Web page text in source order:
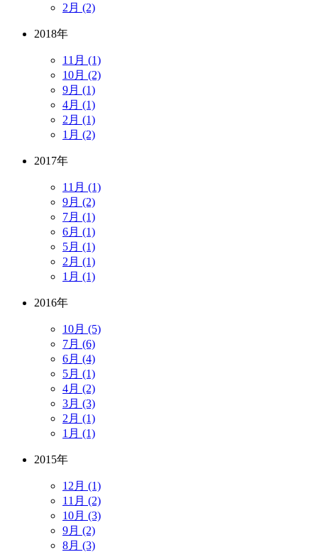
2月 (2)
2018年
11月 (1)
10月 (2)
9月 (1)
4月 (1)
2月 (1)
1月 (2)
2017年
11月 (1)
9月 (2)
7月 (1)
6月 (1)
5月 (1)
2月 (1)
1月 (1)
2016年
10月 (5)
7月 (6)
6月 (4)
5月 (1)
4月 (2)
3月 (3)
2月 (1)
1月 (1)
2015年
12月 (1)
11月 (2)
10月 (3)
9月 (2)
8月 (3)